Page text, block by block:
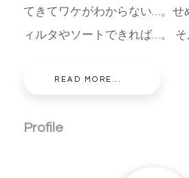
てきてワケがわからない…。せ
ィルタやソートできれば…。
READ MORE...
Profile